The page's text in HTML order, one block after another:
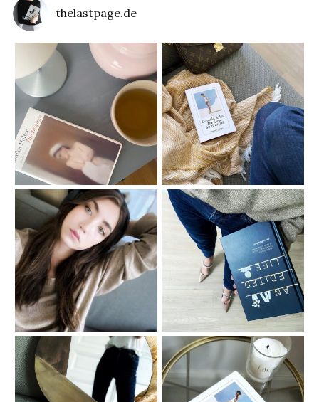
thelastpage.de